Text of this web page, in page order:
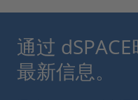
通过
最新信息。